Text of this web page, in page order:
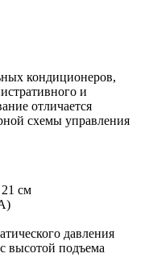
кондиционеров,
и
отличается
схемы управления
см
давления
высотой подъема